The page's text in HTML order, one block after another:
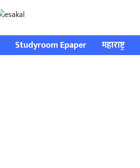
Studyroom Epaper महाराष्ट्र